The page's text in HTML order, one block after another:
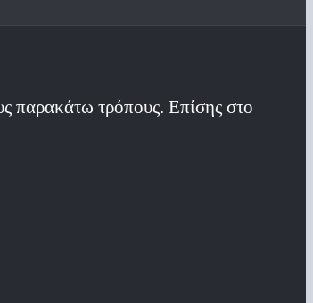
παρακάτω τρόπους. Επίσης στο